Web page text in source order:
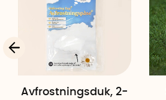
Avfrostningsduk, 2-